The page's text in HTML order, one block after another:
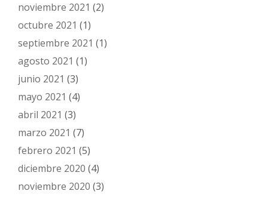
noviembre 2021 (2)
octubre 2021 (1)
septiembre 2021 (1)
agosto 2021 (1)
junio 2021 (3)
mayo 2021 (4)
abril 2021 (3)
marzo 2021 (7)
febrero 2021 (5)
diciembre 2020 (4)
noviembre 2020 (3)